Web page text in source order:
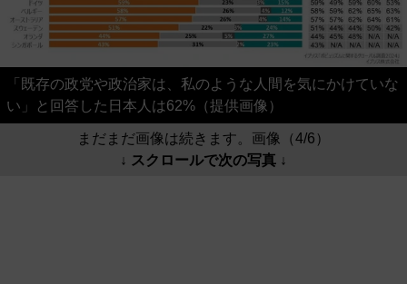
「既存の政党や政治家は、私のような人間を気にかけていな
い」と回答した日本人は62%（提供画像）
まだまだ画像は続きます。画像（4/6）
↓ スクロールで次の写真 ↓